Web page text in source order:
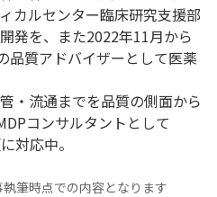
カルセンター臨床研究支援部
発を、また2022年11月から
品質アドバイザーとして医薬
・流通までを品質の側面から
コンサルタントとして
対応中。
筆時点での内容となります